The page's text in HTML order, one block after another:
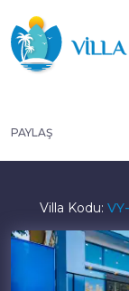
PAYLAŞ
Villa Kodu: